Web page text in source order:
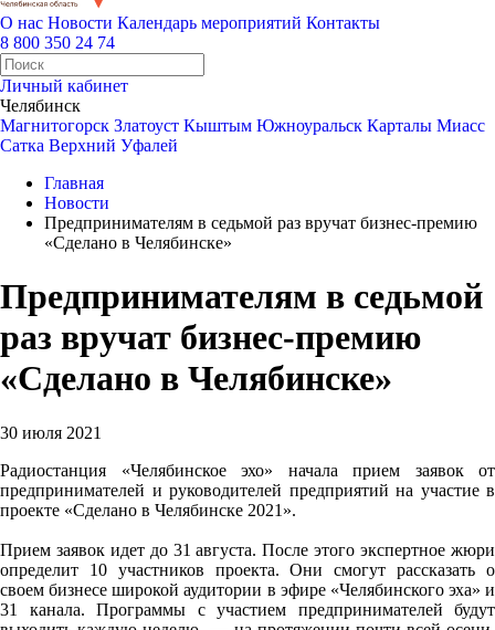
О нас Новости Календарь мероприятий Контакты
8 800 350 24 74
Личный кабинет
Челябинск
Магнитогорск Златоуст Кыштым Южноуральск Карталы Миасс
Сатка Верхний Уфалей
Главная
Новости
Предпринимателям в седьмой раз вручат бизнес-премию
«Сделано в Челябинске»
Предпринимателям в седьмой
раз вручат бизнес-премию
«Сделано в Челябинске»
30 июля 2021
Радиостанция «Челябинское эхо» начала прием заявок от
предпринимателей и руководителей предприятий на участие в
проекте «Сделано в Челябинске 2021».
Прием заявок идет до 31 августа. После этого экспертное жюри
определит 10 участников проекта. Они смогут рассказать о
своем бизнесе широкой аудитории в эфире «Челябинского эха» и
31 канала. Программы с участием предпринимателей будут